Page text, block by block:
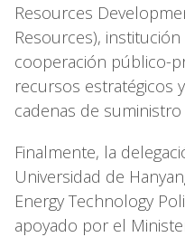
Resources
Resources),
cooperación público-
recursos estratégicos
cadenas de
Finalmente, la
Universidad de
Energy Technology
apoyado por el